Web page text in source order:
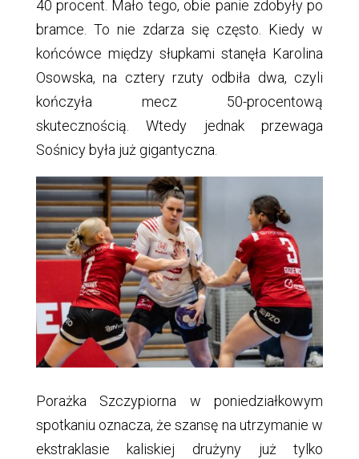
40 procent. Mało tego, obie panie zdobyły po
bramce. To nie zdarza się często. Kiedy w
końcówce między słupkami stanęła Karolina
Osowska, na cztery rzuty odbiła dwa, czyli
kończyła mecz 50-procentową
skutecznością. Wtedy jednak przewaga
Sośnicy była już gigantyczna.
Porażka Szczypiorna w poniedziałkowym
spotkaniu oznacza, że szansę na utrzymanie w
ekstraklasie kaliskiej drużyny już tylko